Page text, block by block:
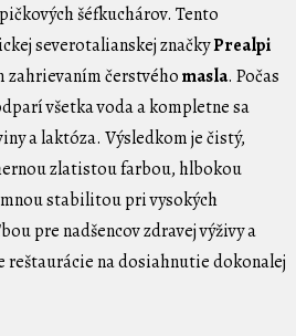
šéfkuchárov. Tento
severotalianskej značkyPrealpi
zahrievaním čerstvéhomasla. Počas
všetka voda a kompletne sa
a laktóza. Výsledkom je čistý,
zlatistou farbou, hlbokou
stabilitou pri vysokých
pre nadšencov zdravej výživy a
na dosiahnutie dokonalej